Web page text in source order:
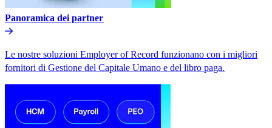
Panoramica dei partner​​
Le nostre soluzioni Employer of Record funzionano con i migliori
fornitori di Gestione del Capitale Umano e del libro paga.​​